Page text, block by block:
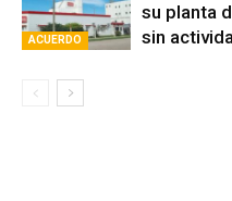
ACUERDO
su planta
sin